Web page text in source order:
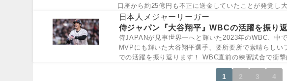
口座から約25億円も不正に送金していたことが発覚し
は大谷翔...
日本人メジャーリーガー
侍ジャパン『大谷翔平』WBCの活躍を振り
侍JAPANが見事世界一へと輝いた2023年のWBC、中
MVPにも輝いた大谷翔平選手、要所要所で素晴らし
での活躍を振り返ります！ WBC直前の練習試合で衝
1 2 3 4